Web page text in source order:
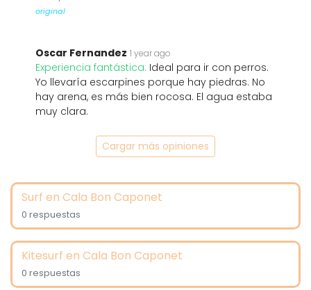
original
Oscar Fernandez 1 year ago
Experiencia fantástica: Ideal para ir con perros.
Yo llevaría escarpines porque hay piedras. No
hay arena, es más bien rocosa. El agua estaba
muy clara.
Cargar más opiniones
Surf en Cala Bon Caponet
0 respuestas
Kitesurf en Cala Bon Caponet
0 respuestas